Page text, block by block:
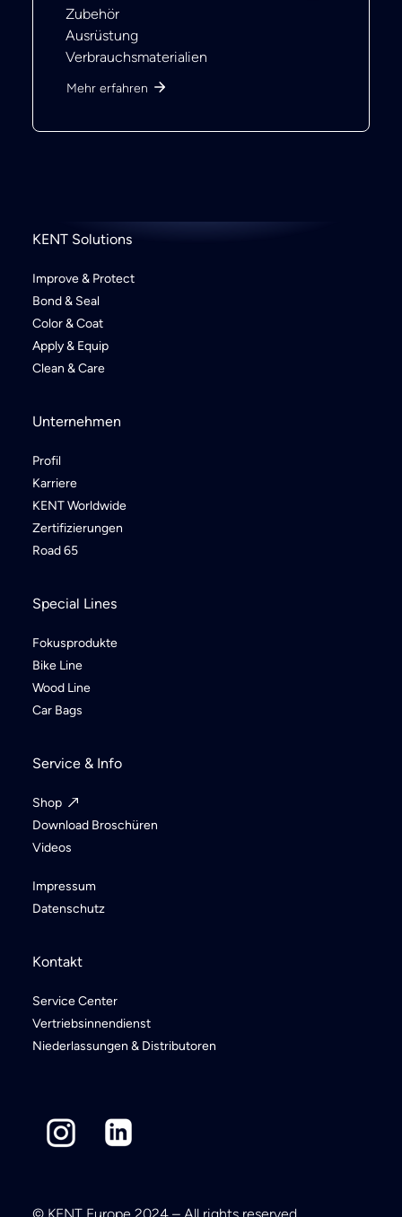
Zubehör
Ausrüstung
Verbrauchsmaterialien
Mehr erfahren
KENT Solutions
Improve & Protect
Bond & Seal
Color & Coat
Apply & Equip
Clean & Care
Unternehmen
Profil
Karriere
KENT Worldwide
Zertifizierungen
Road 65
Special Lines
Fokusprodukte
Bike Line
Wood Line
Car Bags
Service & Info
Shop
Download Broschüren
Videos
Impressum
Datenschutz
Kontakt
Service Center
Vertriebsinnendienst
Niederlassungen & Distributoren